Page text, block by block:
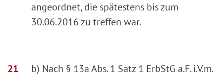
angeordnet, die spätestens bis zum
30.06.2016 zu treffen war.
b) Nach § 13a Abs. 1 Satz 1 ErbStG a.F. i.V.m.